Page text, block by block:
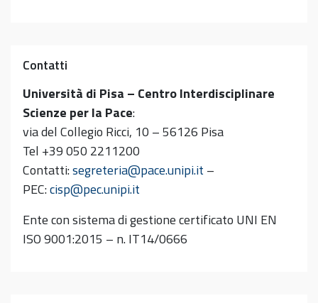
Contatti
Università di Pisa – Centro Interdisciplinare
Scienze per la Pace:
via del Collegio Ricci, 10 – 56126 Pisa
Tel +39 050 2211200
Contatti:segreteria@pace.unipi.it –
PEC:cisp@pec.unipi.it
Ente con sistema di gestione certificato UNI EN
ISO 9001:2015 – n. IT14/0666